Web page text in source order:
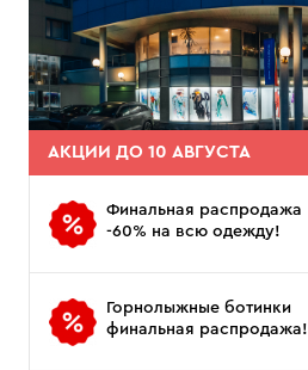
АКЦИИ ДО 10 АВГУСТА
Финальная распродажа
-60% на всю одежду!
Горнолыжные ботинки
финальная распродажа!